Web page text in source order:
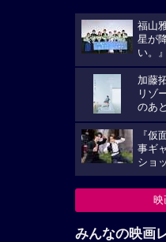
福山
星が
い。
加藤
リゾ
のあ
『仮
事ギ
ショ
映
みんなの映画